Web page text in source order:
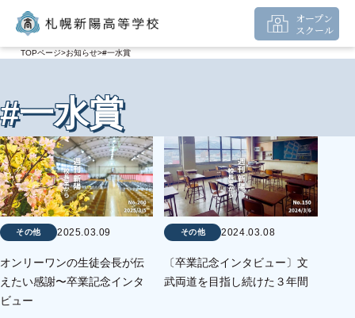
オープン
スクール
TOPページ お知らせ #一水賞
#一水賞
その他 2025.03.09
オンリーワンの生徒会長が伝
えたい感謝〜卒業記念インタ
ビュー
その他 2024.03.08
〔卒業記念インタビュー〕文
武両道を目指し続けた３年間